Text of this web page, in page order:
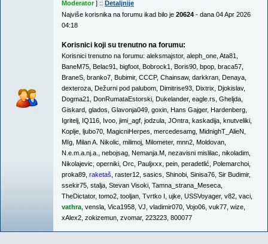
Moderator] :: Detaljnije
Najviše korisnika na forumu ikad bilo je 20624 - dana 04 Apr 2026
04:18
Korisnici koji su trenutno na forumu:
Korisnici trenutno na forumu: aleksmajstor, aleph_one Ata81
BaneM75 Belac91 bigfoot Bobrock1 Boris90 bpop braca57
BraneS branko7 Bubimir, CCCP, Chainsaw, darkkran Denaya
dexteroza Dežurni pod palubom Dimitrise93 Dixtrix Djokislav,
Dogma21
DonRumataEstorski Dukelander, eagle.rs Gheljda
Giskard glados Glavonja049 goxin Hans Gajger, Hardenberg
Igritelj IQ116 Ivoo jimi_agf jodzula JOntra kaskadija knutveliki
Koplje ljubo70 MagicniHerpes mercedesamg MidnighT_AlieN
MIg Milan A. Nikolic milimoj Milometer, mnn2 Moldovan
N.e.m.a.nj.a.
nebojsag Nemanja.M nezavisni mislilac nikoladim
Nikolajevic operniki Orc Pauljxxx pein peradetlić Polemarchoi
proka89 raketaš raster12 sasics Shinobi Sinisa76 Sir Budimir,
ssekir75 stalja Stevan Visoki Tamna_strana_Meseca
TheDictator, tomo2 tooljan Tvrtko I ujke USSVoyager, v82 vaci
vathra vensla Vica1958 VJ vladimir070 Vojo06 vuk77 wize
xAlex2 zokizemun zvomar, 223223 800077